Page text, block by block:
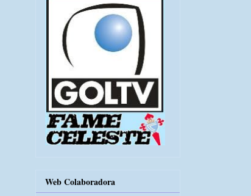
Web Colaboradora